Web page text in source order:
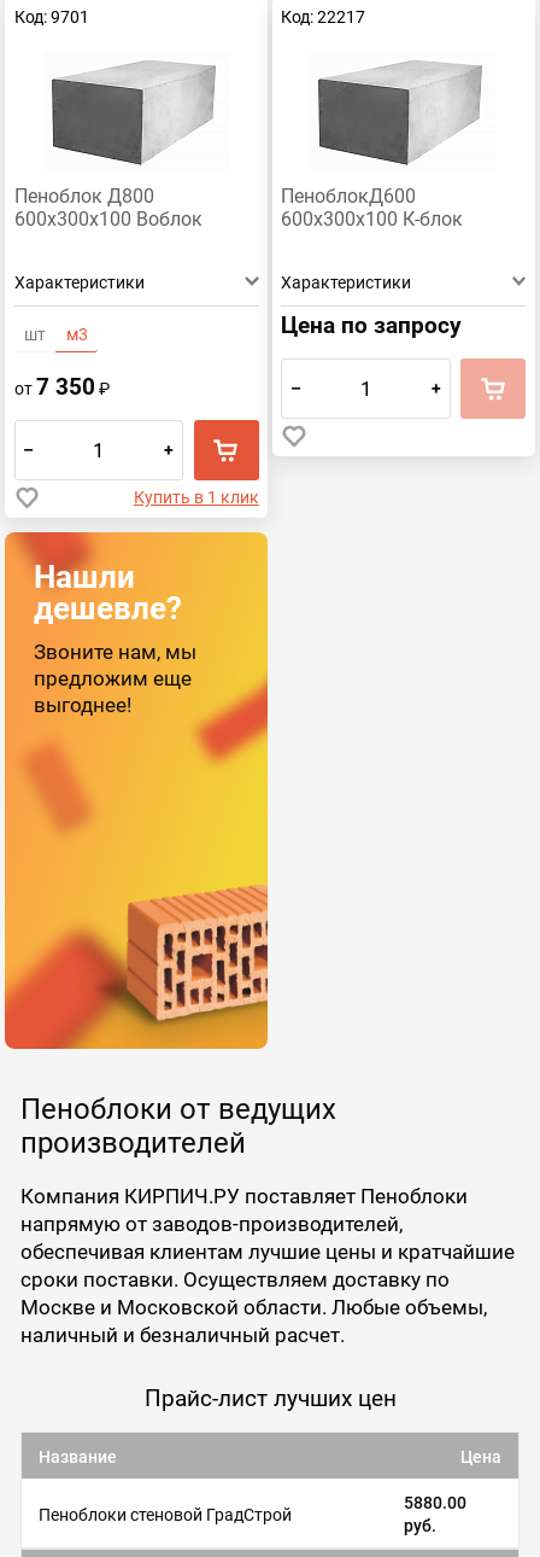
Код: 9701
Пеноблок Д800
600х300х100 Воблок
Характеристики
шт м3
от7 350 ₽
– +
Купить в 1 клик
Код: 22217
ПеноблокД600
600х300х100 К-блок
Характеристики
Цена по запросу
– +
Нашли
дешевле?
Звоните нам, мы
предложим еще
выгоднее!
Пеноблоки от ведущих
производителей
Компания КИРПИЧ.РУ поставляет Пеноблоки
напрямую от заводов-производителей,
обеспечивая клиентам лучшие цены и кратчайшие
сроки поставки. Осуществляем доставку по
Москве и Московской области. Любые объемы,
наличный и безналичный расчет.
Прайс-лист лучших цен
Название Цена
Пеноблоки стеновой ГрадСтрой
5880.00
руб.